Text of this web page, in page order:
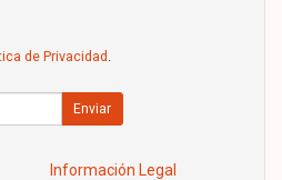
de Privacidad
Enviar
Información Legal